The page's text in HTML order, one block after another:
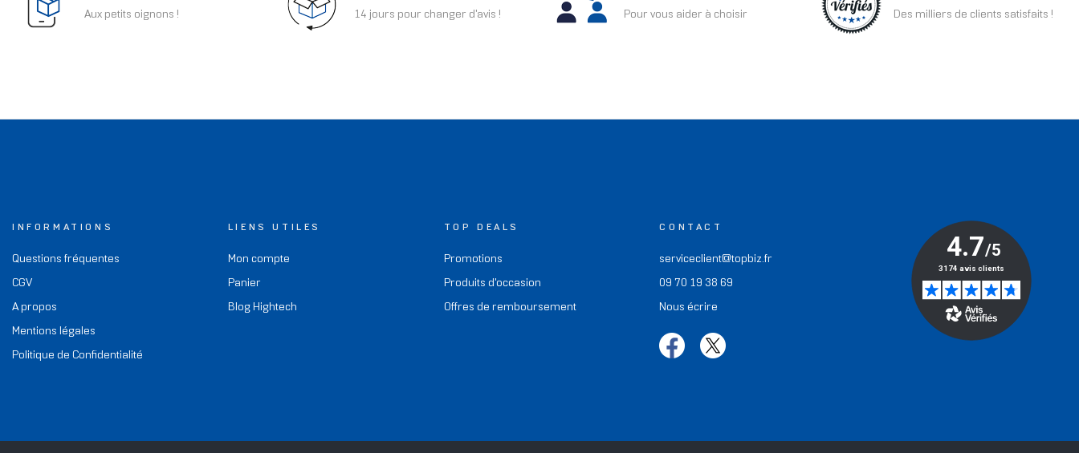
Aux petits oignons ! 14 jours pour changer d'avis ! Pour vous aider à choisir Des milliers de clients satisfaits !
INFORMATIONS
Questions fréquentes
CGV
A propos
Mentions légales
Politique de Confidentialité
LIENS UTILES
Mon compte
Panier
Blog Hightech
TOP DEALS
Promotions
Produits d'occasion
Offres de remboursement
CONTACT
serviceclient@topbiz.fr
09 70 19 38 69
Nous écrire